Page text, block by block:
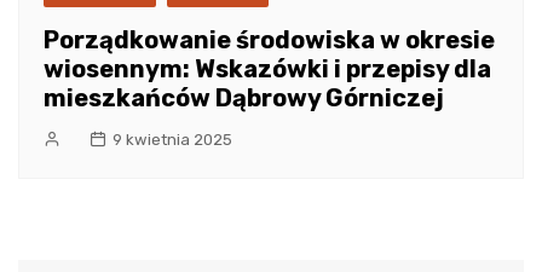
Porządkowanie środowiska w okresie
wiosennym: Wskazówki i przepisy dla
mieszkańców Dąbrowy Górniczej
9 kwietnia 2025